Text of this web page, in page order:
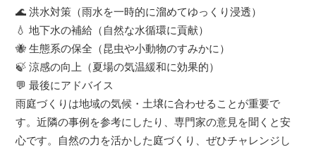
🌊 洪水対策（雨水を一時的に溜めてゆっくり浸透）
💧 地下水の補給（自然な水循環に貢献）
🐝 生態系の保全（昆虫や小動物のすみかに）
🍃 涼感の向上（夏場の気温緩和に効果的）
💬 最後にアドバイス
雨庭づくりは地域の気候・土壌に合わせることが重要で
す。近隣の事例を参考にしたり、専門家の意見を聞くと安
心です。自然の力を活かした庭づくり、ぜひチャレンジし